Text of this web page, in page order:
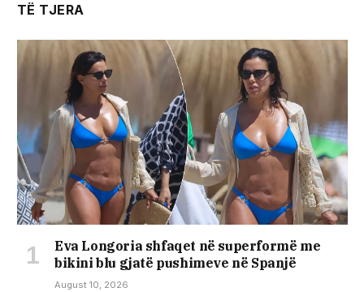
TË TJERA
Eva Longoria shfaqet në superformë me
bikini blu gjatë pushimeve në Spanjë
August 10, 2026